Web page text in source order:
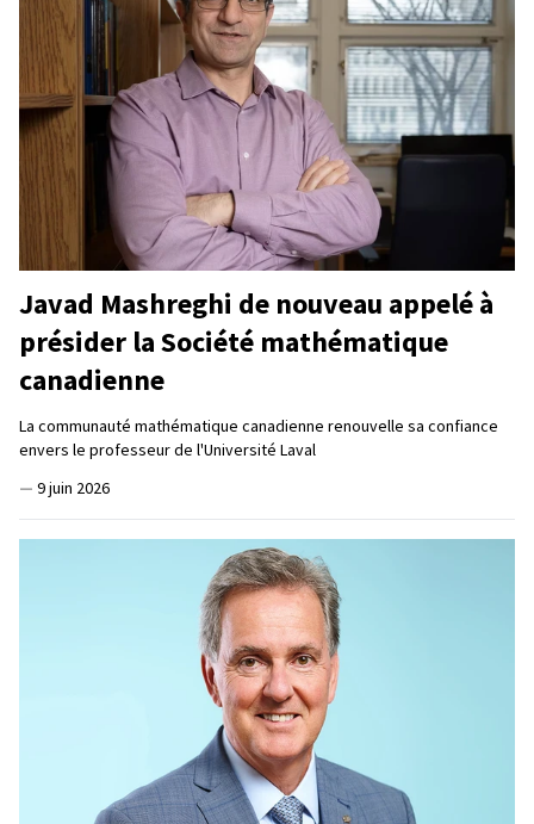
Javad Mashreghi de nouveau appelé à
présider la Société mathématique
canadienne
La communauté mathématique canadienne renouvelle sa confiance
envers le professeur de l'Université Laval
— 9 juin 2026